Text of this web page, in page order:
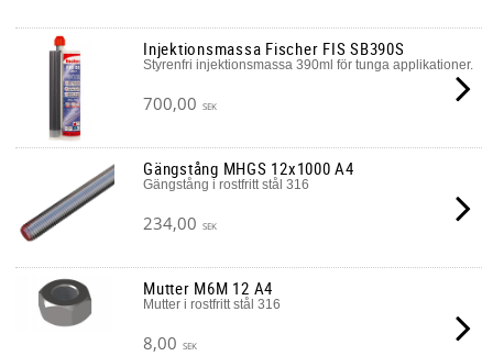
Injektionsmassa Fischer FIS SB390S
Styrenfri injektionsmassa 390ml för tunga applikationer.
700,00 SEK
Gängstång MHGS 12x1000 A4
Gängstång i rostfritt stål 316
234,00 SEK
Mutter M6M 12 A4
Mutter i rostfritt stål 316
8,00 SEK